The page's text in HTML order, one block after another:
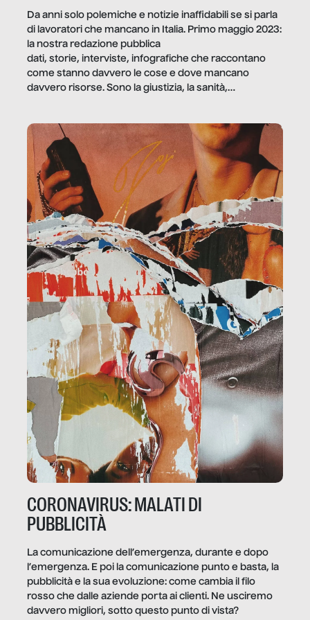
Da anni solo polemiche e notizie inaffidabili se si parla
di lavoratori che mancano in Italia. Primo maggio 2023:
la nostra redazione pubblica
dati, storie, interviste, infografiche che raccontano
come stanno davvero le cose e dove mancano
davvero risorse. Sono la giustizia, la sanità,
CORONAVIRUS: MALATI DI
PUBBLICITÀ
La comunicazione dell’emergenza, durante e dopo
l’emergenza. E poi la comunicazione punto e basta, la
pubblicità e la sua evoluzione: come cambia il filo
rosso che dalle aziende porta ai clienti. Ne usciremo
davvero migliori, sotto questo punto di vista?